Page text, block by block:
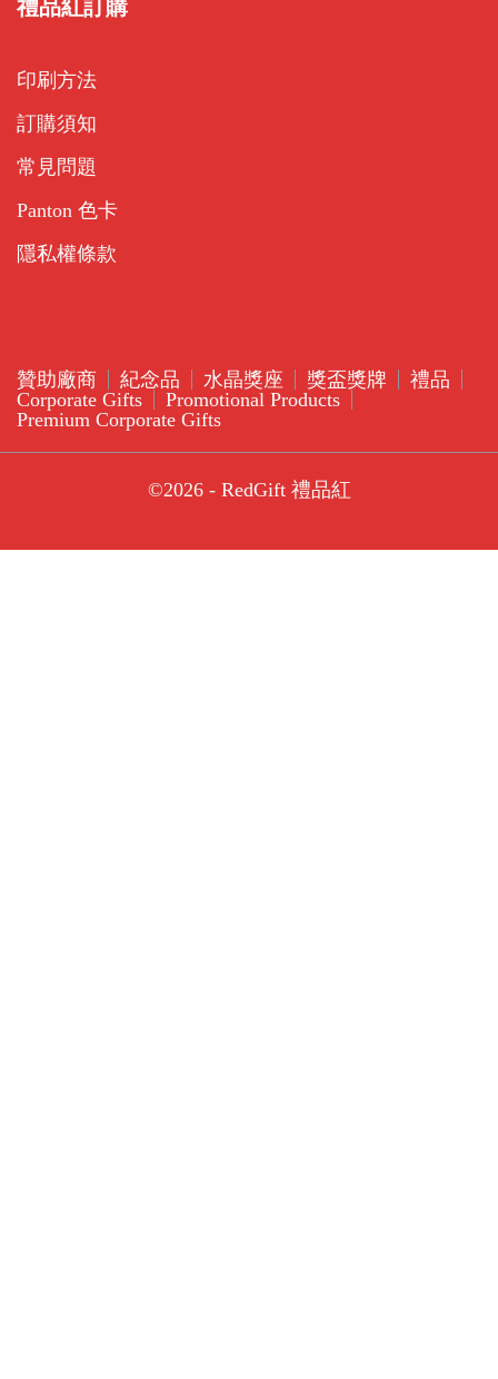
禮品紅訂購
印刷方法
訂購須知
常見問題
Panton 色卡
隱私權條款
贊助廠商 紀念品 水晶獎座 獎盃獎牌
禮品
Corporate Gifts
Promotional Products
Premium Corporate Gifts
©2026 - RedGift 禮品紅